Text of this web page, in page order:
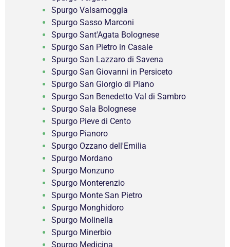
Spurgo Valsamoggia
Spurgo Sasso Marconi
Spurgo Sant'Agata Bolognese
Spurgo San Pietro in Casale
Spurgo San Lazzaro di Savena
Spurgo San Giovanni in Persiceto
Spurgo San Giorgio di Piano
Spurgo San Benedetto Val di Sambro
Spurgo Sala Bolognese
Spurgo Pieve di Cento
Spurgo Pianoro
Spurgo Ozzano dell'Emilia
Spurgo Mordano
Spurgo Monzuno
Spurgo Monterenzio
Spurgo Monte San Pietro
Spurgo Monghidoro
Spurgo Molinella
Spurgo Minerbio
Spurgo Medicina